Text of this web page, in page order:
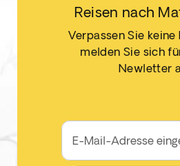
Reisen nach
Verpassen Sie keine
melden Sie sich
Newletter
E-Mail-Adresse